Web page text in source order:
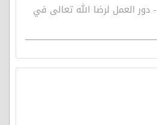
مصباح الهداية 284 - دور العمل لرضا الله تعالى في